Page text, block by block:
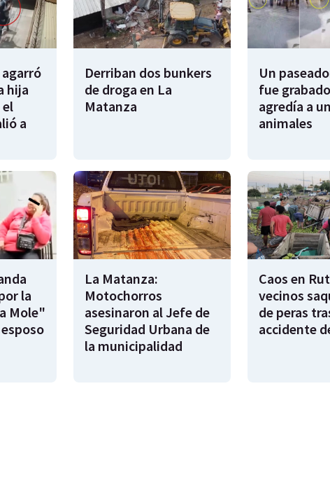
hija
a
Derriban dos bunkers
de droga en La
Matanza
Un
fue
agredía a
animales
la
Mole"
La Matanza:
Motochorros
asesinaron al Jefe de
Seguridad Urbana de
la municipalidad
Caos en
vecinos
de peras
accidente